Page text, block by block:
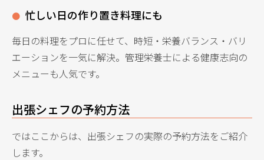
忙しい日の作り置き料理にも
毎日の料理をプロに任せて、時短・栄養バランス・バリ
エーションを一気に解決。管理栄養士による健康志向の
メニューも人気です。
出張シェフの予約方法
ではここからは、出張シェフの実際の予約方法をご紹介
します。